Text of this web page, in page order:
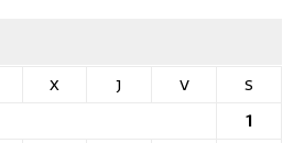
X J V
S
1